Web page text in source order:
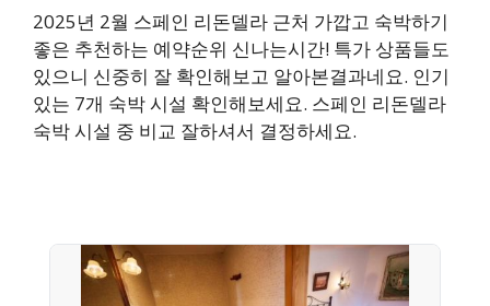
2025년 2월 스페인 리돈델라 근처 가깝고 숙박하기
좋은 추천하는 예약순위 신나는시간! 특가 상품들도
있으니 신중히 잘 확인해보고 알아본결과네요. 인기
있는 7개 숙박 시설 확인해보세요. 스페인 리돈델라
숙박 시설 중 비교 잘하셔서 결정하세요.